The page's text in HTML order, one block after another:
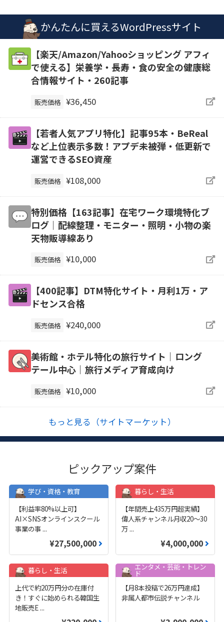
かんたんに買えるWordPressサイト
【楽天/Amazon/Yahooショッピング アフィ
で使える】栄養学・長寿・食の安全の健康総
合情報サイト・260記事
販売価格 ¥36,450
【若者人気アプリ特化】記事95本・BeReal
など上位表示多数！アプデ未被弾・低更新で
運営できるSEO資産
販売価格 ¥108,000
特別価格【163記事】在宅ワーク環境特化ブ
ログ｜配線整理・モニター・照明・小物の楽
天物販導線あり
販売価格 ¥10,000
【400記事】DTM特化サイト・月利1万・ア
ドセンス合格
販売価格 ¥240,000
美術館・ホテル特化の旅行サイト｜ロング
テール中心｜旅行メディア育成向け
販売価格 ¥10,000
もっと見る（サイトマーケット）
ピックアップ案件
学び・資格・教育
【利益率80%以上可】
AI×SNSオンラインスクール
事業の事 ...
¥27,500,000
暮らし・生活
【年間売上435万円超実績】
偉人系チャンネル月収20～30
万 ...
¥4,000,000
暮らし・生活
上代で約20万円分の在庫付
き！すぐに始められる韓国生
地販売E ...
エンタメ・芸能・トレン
ド
【月8本投稿で26万円達成】
非属人都市伝説チャンネル